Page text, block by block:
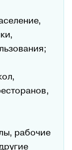
рабочие